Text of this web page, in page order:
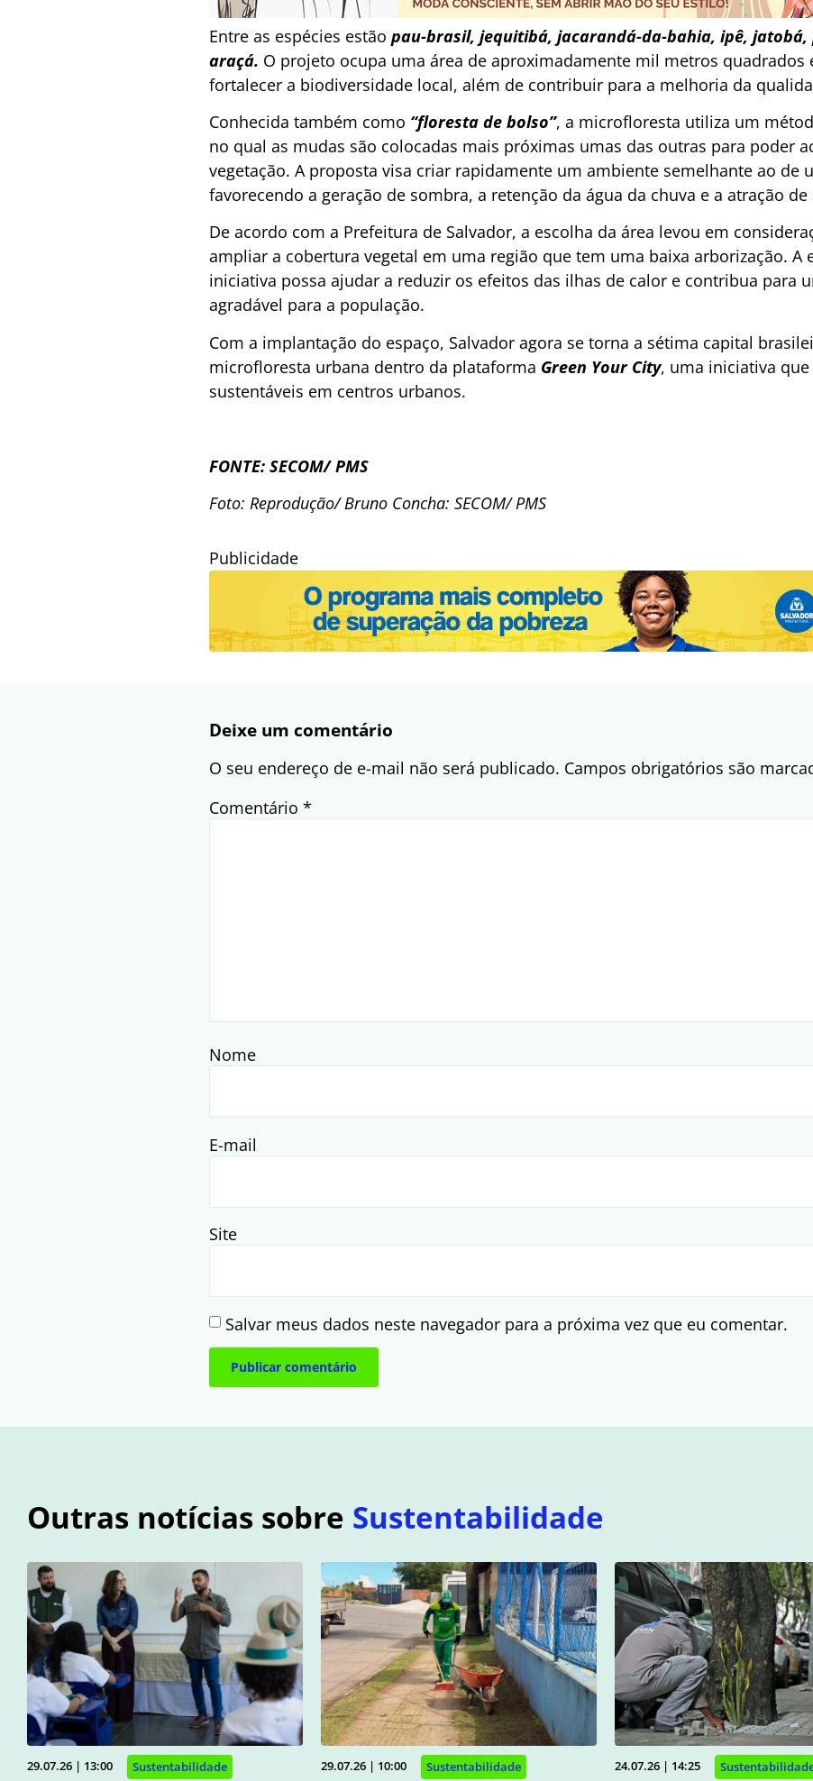
Entre as espécies estão pau-brasil, jequitibá, jacarandá-da-bahia, ipê,
araçá. O projeto ocupa uma área de aproximadamente mil metros
fortalecer a biodiversidade local, além de contribuir para a melhoria da
Conhecida também como “floresta de bolso”, a microfloresta utiliza um
no qual as mudas são colocadas mais próximas umas das outras para poder
vegetação. A proposta visa criar rapidamente um ambiente semelhante ao de
favorecendo a geração de sombra, a retenção da água da chuva e a atração
De acordo com a Prefeitura de Salvador, a escolha da área levou em
ampliar a cobertura vegetal em uma região que tem uma baixa arborização. A
iniciativa possa ajudar a reduzir os efeitos das ilhas de calor e contribua para
agradável para a população.
Com a implantação do espaço, Salvador agora se torna a sétima capital
microfloresta urbana dentro da plataforma Green Your City, uma iniciativa
sustentáveis em centros urbanos.
FONTE: SECOM/ PMS
Foto: Reprodução/ Bruno Concha: SECOM/ PMS
Publicidade
Deixe um comentário
O seu endereço de e-mail não será publicado. Campos obrigatórios são
Comentário *
Nome
E-mail
Site
Salvar meus dados neste navegador para a próxima vez que eu comentar.
Outras notícias sobre Sustentabilidade
29.07.26 | 13:00 Sustentabilidade 29.07.26 | 10:00 Sustentabilidade 24.07.26 | 14:25